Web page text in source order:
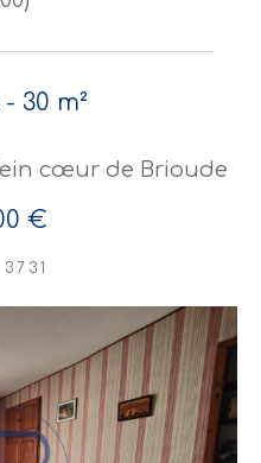
30 m²
cœur de Brioude
€